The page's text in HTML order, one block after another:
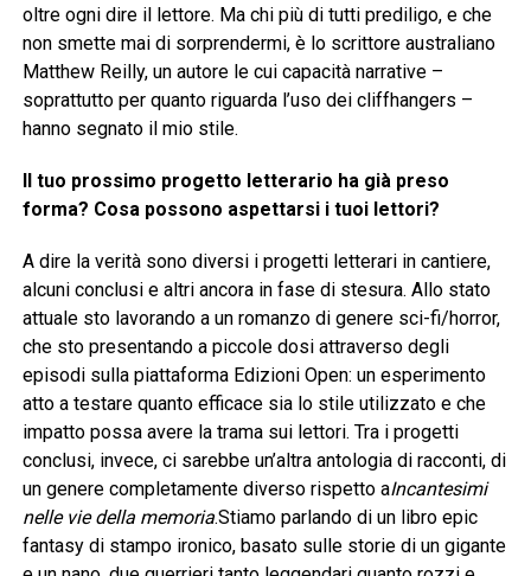
oltre ogni dire il lettore. Ma chi più di tutti prediligo, e che
non smette mai di sorprendermi, è lo scrittore australiano
Matthew Reilly, un autore le cui capacità narrative –
soprattutto per quanto riguarda l’uso dei cliffhangers –
hanno segnato il mio stile.
Il tuo prossimo progetto letterario ha già preso
forma? Cosa possono aspettarsi i tuoi lettori?
A dire la verità sono diversi i progetti letterari in cantiere,
alcuni conclusi e altri ancora in fase di stesura. Allo stato
attuale sto lavorando a un romanzo di genere sci-fi/horror,
che sto presentando a piccole dosi attraverso degli
episodi sulla piattaforma Edizioni Open: un esperimento
atto a testare quanto efficace sia lo stile utilizzato e che
impatto possa avere la trama sui lettori. Tra i progetti
conclusi, invece, ci sarebbe un’altra antologia di racconti, di
un genere completamente diverso rispetto aIncantesimi
nelle vie della memoria.Stiamo parlando di un libro epic
fantasy di stampo ironico, basato sulle storie di un gigante